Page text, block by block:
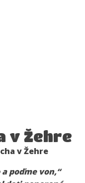
v Žehre
v Žehre
poďme von,“